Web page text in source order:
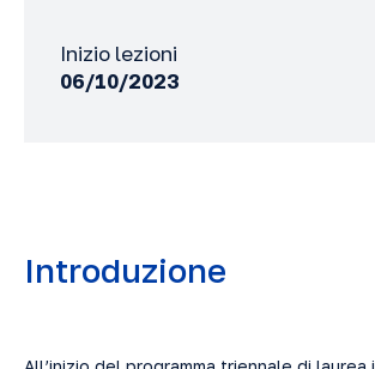
Inizio lezioni
06/10/2023
Introduzione